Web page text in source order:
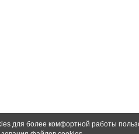
для более комфортной работы